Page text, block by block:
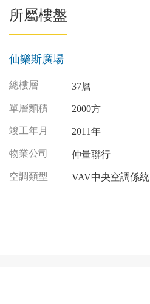
所屬樓盤
仙樂斯廣場
總樓層 37層
單層麵積 2000方
竣工年月 2011年
物業公司 仲量聯行
空調類型 VAV中央空調係統